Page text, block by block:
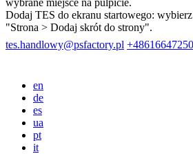
wybrane miejsce na pulpicie.
Dodaj TES do ekranu startowego:
"Strona > Dodaj skrót do strony".
tes.handlowy@psfactory.pl +48616647250
en
de
es
ua
pt
it